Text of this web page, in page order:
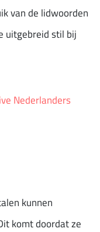
van de lidwoorden
uitgebreid stil bij
Nederlanders
kunnen
komt doordat ze